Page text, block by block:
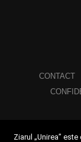
CONTACT
Ziarul „Unirea”